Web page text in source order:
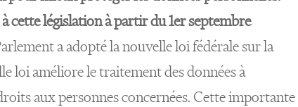
cette législation à partir du 1er septembre
a adopté la nouvelle loi fédérale sur la
loi améliore le traitement des données à
aux personnes concernées. Cette importante